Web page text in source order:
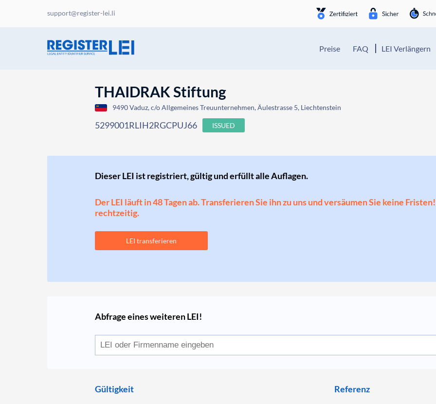
support@register-lei.li
Preise FAQ LEI Verlängern
THAIDRAK Stiftung
9490 Vaduz, c/o Allgemeines Treuunternehmen, Äulestrasse 5, Liechtenstein
5299001RLIH2RGCPUJ66 ISSUED
Dieser LEI ist registriert, gültig und erfüllt alle Auflagen.
Der LEI läuft in 48 Tagen ab. Transferieren Sie ihn zu uns und versäumen Sie keine
rechtzeitig.
LEI transferieren
Abfrage eines weiteren LEI!
Gültigkeit Referenz